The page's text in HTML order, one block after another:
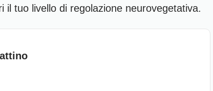
il tuo livello di regolazione neurovegetativa.